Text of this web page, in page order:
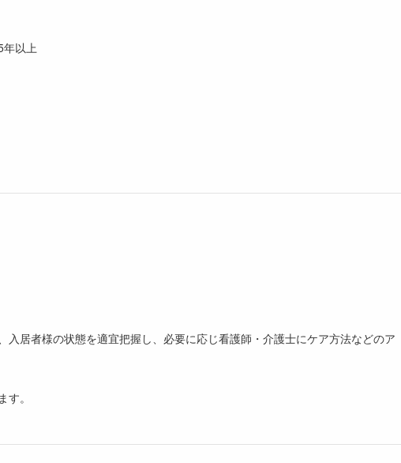
以上
居者様の状態を適宜把握し、必要に応じ看護師・介護士にケア方法などのア
。